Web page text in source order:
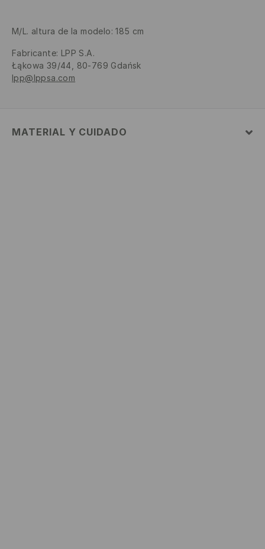
M/L. altura de la modelo: 185 cm
Fabricante: LPP S.A.
Łąkowa 39/44, 80-769 Gdańsk
lpp@lppsa.com
MATERIAL Y CUIDADO